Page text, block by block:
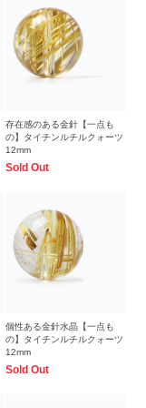
存在感のある金針【一点も
の】タイチンルチルクォーツ
12mm
Sold Out
個性ある金針水晶【一点も
の】タイチンルチルクォーツ
12mm
Sold Out